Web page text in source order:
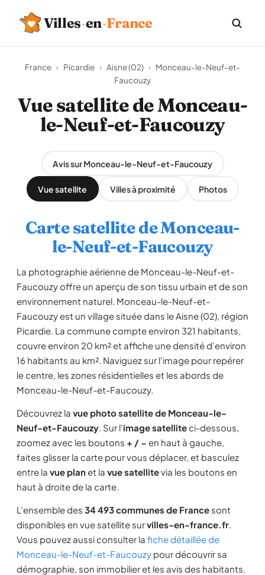
Villes·en·France
France › Picardie › Aisne (02) › Monceau-le-Neuf-et-
Faucouzy
Vue satellite de Monceau-
le-Neuf-et-Faucouzy
Avis sur Monceau-le-Neuf-et-Faucouzy
Vue satellite Villes à proximité Photos
Carte satellite de Monceau-
le-Neuf-et-Faucouzy
La photographie aérienne de Monceau-le-Neuf-et-
Faucouzy offre un aperçu de son tissu urbain et de son
environnement naturel. Monceau-le-Neuf-et-
Faucouzy est un village située dans le Aisne (02), région
Picardie. La commune compte environ 321 habitants,
couvre environ 20 km² et affiche une densité d'environ
16 habitants au km². Naviguez sur l'image pour repérer
le centre, les zones résidentielles et les abords de
Monceau-le-Neuf-et-Faucouzy.
Découvrez la vue photo satellite de Monceau-le-
Neuf-et-Faucouzy. Sur l'image satelliteci-dessous,
zoomez avec les boutons + / − en haut à gauche,
faites glisser la carte pour vous déplacer, et basculez
entre la vue planet la vue satellitevia les boutons en
haut à droite de la carte.
L'ensemble des 34 493 communes de France sont
disponibles en vue satellite survilles-en-france.fr.
Vous pouvez aussi consulter la fiche détaillée de
Monceau-le-Neuf-et-Faucouzy pour découvrir sa
démographie, son immobilier et les avis des habitants.